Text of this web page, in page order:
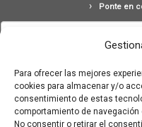
Para ofrecer las mejores
cookies para almacenar y/o
consentimiento de estas
comportamiento de
No consentir o retirar el
Ponte en